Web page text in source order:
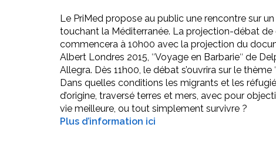
Le PriMed propose au public une rencontre sur
touchant la Méditerranée. La projection-débat
commencera à 10h00 avec la projection du
Albert Londres 2015, ʺVoyage en Barbarieʺ de
Allegra. Dès 11h00, le débat s’ouvrira sur le thème
Dans quelles conditions les migrants et les
d’origine, traversé terres et mers, avec pour
vie meilleure, ou tout simplement survivre ?
Plus d’information ici